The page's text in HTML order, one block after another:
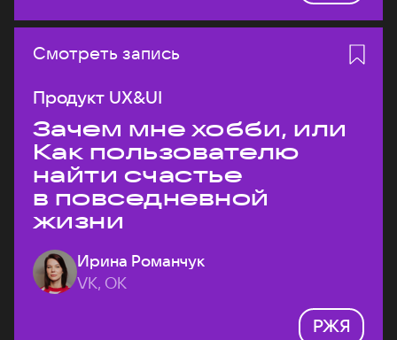
Смотреть запись
Продукт UX&UI
Зачем мне хобби, или
Как пользователю
найти счастье
в повседневной
жизни
Ирина Романчук
VK, ОК
РЖЯ